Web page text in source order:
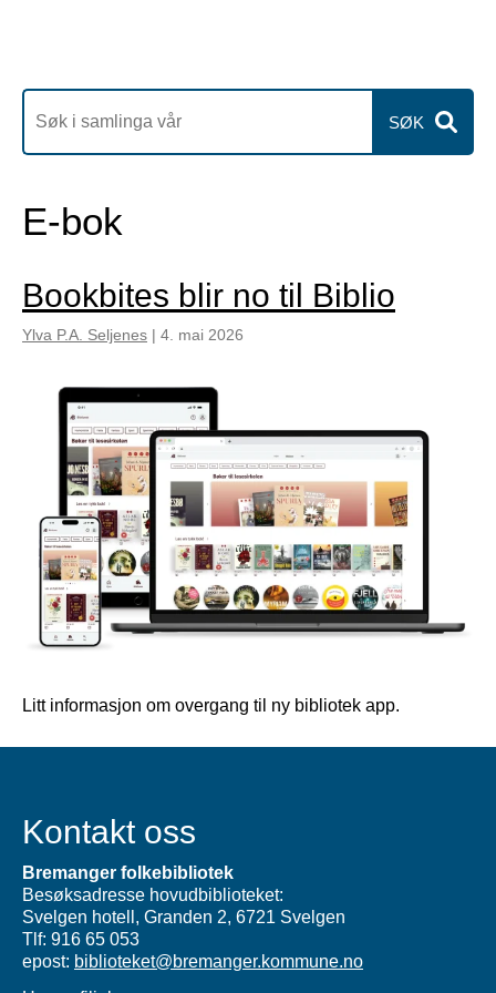
SØK
E-bok
Bookbites blir no til Biblio
Ylva P.A. Seljenes | 4. mai 2026
Litt informasjon om overgang til ny bibliotek app.
Kontakt oss
Bremanger folkebibliotek
Besøksadresse hovudbiblioteket:
Svelgen hotell, Granden 2, 6721 Svelgen
Tlf: 916 65 053
epost: biblioteket@bremanger.kommune.no